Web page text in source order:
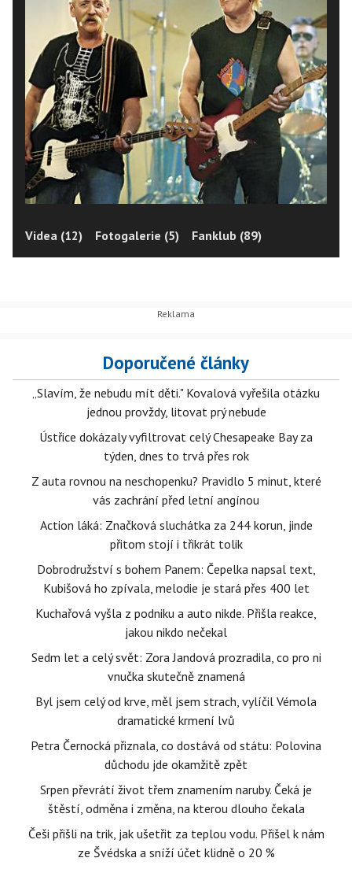
Videa (12) Fotogalerie (5) Fanklub (89)
Doporučené články
„Slavím, že nebudu mít děti." Kovalová vyřešila otázku
jednou provždy, litovat prý nebude
Ústřice dokázaly vyfiltrovat celý Chesapeake Bay za
týden, dnes to trvá přes rok
Z auta rovnou na neschopenku? Pravidlo 5 minut, které
vás zachrání před letní angínou
Action láká: Značková sluchátka za 244 korun, jinde
přitom stojí i třikrát tolik
Dobrodružství s bohem Panem: Čepelka napsal text,
Kubišová ho zpívala, melodie je stará přes 400 let
Kuchařová vyšla z podniku a auto nikde. Přišla reakce,
jakou nikdo nečekal
Sedm let a celý svět: Zora Jandová prozradila, co pro ni
vnučka skutečně znamená
Byl jsem celý od krve, měl jsem strach, vylíčil Vémola
dramatické krmení lvů
Petra Černocká přiznala, co dostává od státu: Polovina
důchodu jde okamžitě zpět
Srpen převrátí život třem znamením naruby. Čeká je
štěstí, odměna i změna, na kterou dlouho čekala
Češi přišli na trik, jak ušetřit za teplou vodu. Přišel k nám
ze Švédska a sníží účet klidně o 20 %